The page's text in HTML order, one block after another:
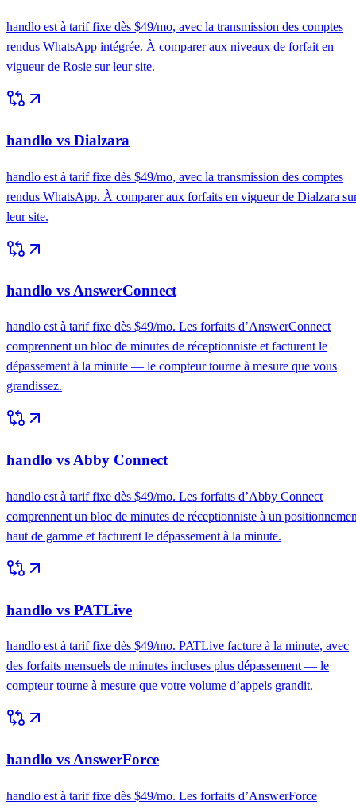
handlo est à tarif fixe dès $49/mo, avec la transmission des comptes
rendus WhatsApp intégrée. À comparer aux niveaux de forfait en
vigueur de Rosie sur leur site.
handlo vs Dialzara
handlo est à tarif fixe dès $49/mo, avec la transmission des comptes
rendus WhatsApp. À comparer aux forfaits en vigueur de Dialzara
leur site.
handlo vs AnswerConnect
handlo est à tarif fixe dès $49/mo. Les forfaits d’AnswerConnect
comprennent un bloc de minutes de réceptionniste et facturent le
dépassement à la minute — le compteur tourne à mesure que vous
grandissez.
handlo vs Abby Connect
handlo est à tarif fixe dès $49/mo. Les forfaits d’Abby Connect
comprennent un bloc de minutes de réceptionniste à un
haut de gamme et facturent le dépassement à la minute.
handlo vs PATLive
handlo est à tarif fixe dès $49/mo. PATLive facture à la minute, avec
des forfaits mensuels de minutes incluses plus dépassement — le
compteur tourne à mesure que votre volume d’appels grandit.
handlo vs AnswerForce
handlo est à tarif fixe dès $49/mo. Les forfaits d’AnswerForce